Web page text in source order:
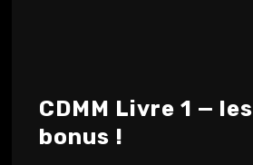
CDMM Livre 1 — les
bonus !